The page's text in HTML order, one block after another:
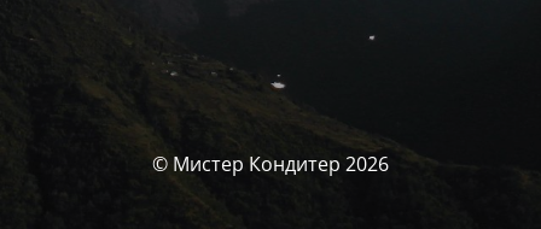
© Мистер Кондитер 2026